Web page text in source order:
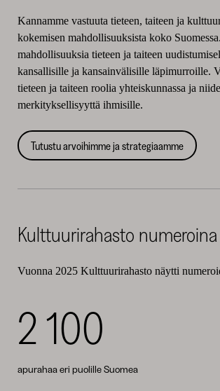
Kannamme vastuuta tieteen, taiteen ja
kokemisen mahdollisuuksista koko
mahdollisuuksia tieteen ja taiteen
kansallisille ja kansainvälisille läpimurroille.
tieteen ja taiteen roolia yhteiskunnassa ja
merkityksellisyyttä ihmisille.
Tutustu arvoihimme ja strategiaamme
Kulttuurirahasto numeroina
Vuonna 2025 Kulttuurirahasto näytti
2 100
apurahaa eri puolille Suomea